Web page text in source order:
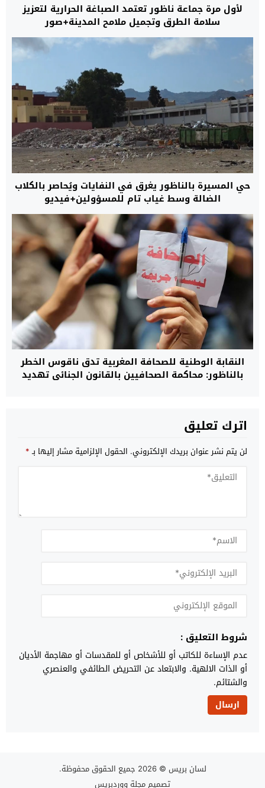
لأول مرة جماعة ناظور تعتمد الصباغة الحرارية لتعزيز
سلامة الطرق وتجميل ملامح المدينة+صور
حي المسيرة بالناظور يغرق في النفايات ويُحاصر بالكلاب
الضالة وسط غياب تام للمسؤولين+فيديو
النقابة الوطنية للصحافة المغربية تدق ناقوس الخطر
بالناظور: محاكمة الصحافيين بالقانون الجنائي تهديد
اترك تعليق
لن يتم نشر عنوان بريدك الإلكتروني. الحقول الإلزامية مشار إليها بـ*
شروط التعليق :
عدم الإساءة للكاتب أو للأشخاص أو للمقدسات أو مهاجمة الأديان
أو الذات الالهية. والابتعاد عن التحريض الطائفي والعنصري
والشتائم.
لسان بريس © 2026 جميع الحقوق محفوظة.
تصميممجلة ووردبريس